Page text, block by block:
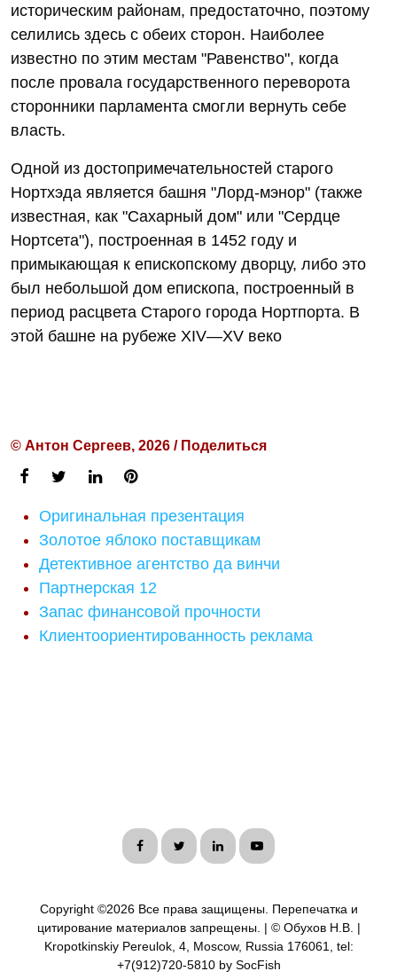
историческим районам, предостаточно, поэтому
селились здесь с обеих сторон. Наиболее
известно по этим местам "Равенство", когда
после провала государственного переворота
сторонники парламента смогли вернуть себе
власть.
Одной из достопримечательностей старого
Нортхэда является башня "Лорд-мэнор" (также
известная, как "Сахарный дом" или "Сердце
Нортсета"), построенная в 1452 году и
примыкающая к епископскому дворцу, либо это
был небольшой дом епископа, построенный в
период расцвета Старого города Нортпорта. В
этой башне на рубеже XIV—XV веко
© Антон Сергеев, 2026 / Поделиться
Оригинальная презентация
Золотое яблоко поставщикам
Детективное агентство да винчи
Партнерская 12
Запас финансовой прочности
Клиентоориентированность реклама
Copyright ©2026 Все права защищены. Перепечатка и
цитирование материалов запрещены. | © Обухов Н.В. |
Kropotkinskiy Pereulok, 4, Moscow, Russia 176061, tel:
+7(912)720-5810 by SocFish